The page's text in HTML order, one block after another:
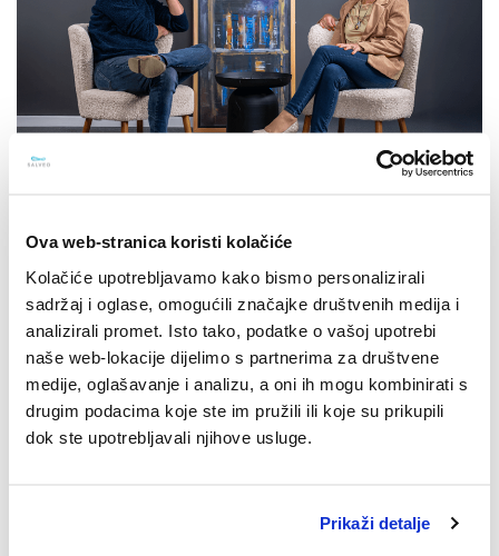
Ova web-stranica koristi kolačiće
Kolačiće upotrebljavamo kako bismo personalizirali
sadržaj i oglase, omogućili značajke društvenih medija i
analizirali promet. Isto tako, podatke o vašoj upotrebi
naše web-lokacije dijelimo s partnerima za društvene
medije, oglašavanje i analizu, a oni ih mogu kombinirati s
drugim podacima koje ste im pružili ili koje su prikupili
dok ste upotrebljavali njihove usluge.
Prikaži detalje
SPACE2TALK: Epizoda #14: [Intelekt,
intuicija i instinkt]
Pogledajte epizodu #14 SPACE2TALK podcasta.